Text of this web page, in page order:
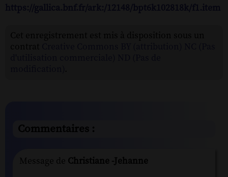
Commentaires :
Message de Christiane -Jehanne